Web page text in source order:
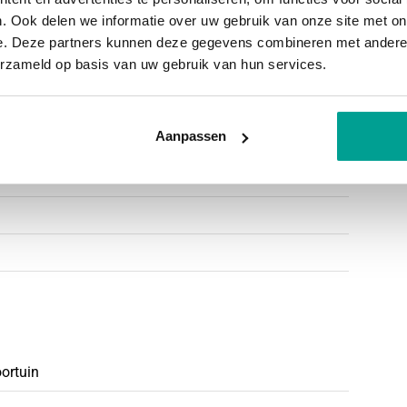
Ook delen we informatie over uw gebruik van onze site met
Deze partners kunnen deze gegevens combineren met
op basis van uw gebruik van hun services.
Aanpassen
over diverse culinaire hotspots die zeker
Thai Noon en Restaurant Meer Genieten.
en ontspannen omgeving.
een openbare school, een rooms-
Alle drie zijn centraal gelegen, waardoor ze
van de woning.
indicatie van de gebruiksoppervlakte. De
volledig uit, door bijvoorbeeld
het uitvoeren van de meting.